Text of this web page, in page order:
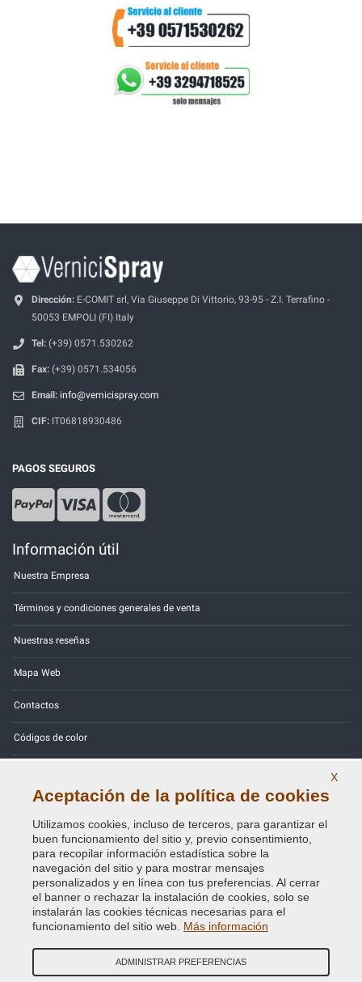
Dirección: E-COMIT srl, Via Giuseppe Di Vittorio, 93-95 - Z.I. Terrafino -
50053 EMPOLI (FI) Italy
Tel: (+39) 0571.530262
Fax: (+39) 0571.534056
Email: info@vernicispray.com
CIF: IT06818930486
PAGOS SEGUROS
Información útil
Nuestra Empresa
Términos y condiciones generales de venta
Nuestras reseñas
Mapa Web
Contactos
Códigos de color
Copyright © 2014 - 2026. All Rights Reserved.
Visitantes En Línea: 354
Credits:E-COMIT
SÍguenos en nuestras redes sociales
X
Aceptación de la política de cookies
Utilizamos cookies, incluso de terceros, para garantizar el
buen funcionamiento del sitio y, previo consentimiento,
para recopilar información estadística sobre la
navegación del sitio y para mostrar mensajes
personalizados y en línea con tus preferencias. Al cerrar
el banner o rechazar la instalación de cookies, solo se
instalarán las cookies técnicas necesarias para el
funcionamiento del sitio web. Más información
ADMINISTRAR PREFERENCIAS